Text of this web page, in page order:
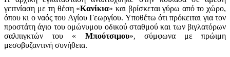
γειτνίαση με τη θέση «Κανίκια» και βρίσκεται γύρω από το χώρο,
όπου κι ο ναός του Αγίου Γεωργίου. Υποθέτω ότι πρόκειται για τον
προστάτη άγιο του ομώνυμου οδικού σταθμού και των βιγλατόρων
σαλπιγκτών του « Μπούτσιμου», σύμφωνα με πρώιμη
μεσοβυζαντινή συνήθεια.